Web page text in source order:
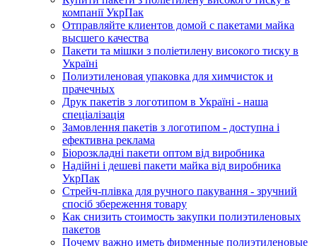
компанії УкрПак
Отправляйте клиентов домой с пакетами майка
высшего качества
Пакети та мішки з поліетилену високого тиску в
Україні
Полиэтиленовая упаковка для химчисток и
прачечных
Друк пакетів з логотипом в Україні - наша
спеціалізація
Замовлення пакетів з логотипом - доступна і
ефективна реклама
Біорозкладні пакети оптом від виробника
Надійні і дешеві пакети майка від виробника
УкрПак
Стрейч-плівка для ручного пакування - зручний
спосіб збереження товару
Как снизить стоимость закупки полиэтиленовых
пакетов
Почему важно иметь фирменные полиэтиленовые